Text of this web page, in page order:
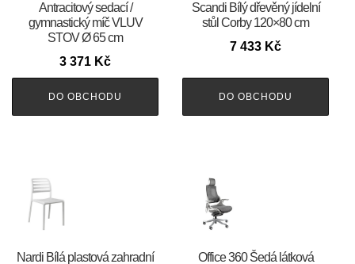
Antracitový sedací /
gymnastický míč VLUV
STOV Ø 65 cm
3 371 Kč
DO OBCHODU
Scandi Bílý dřevěný jídelní
stůl Corby 120×80 cm
7 433 Kč
DO OBCHODU
Nardi Bílá plastová zahradní
Office 360 Šedá látková